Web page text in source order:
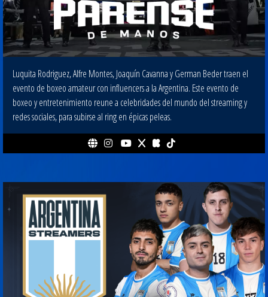
Luquita Rodriguez, Alfre Montes, Joaquín Cavanna y German Beder traen el
evento de boxeo amateur con influencers a la Argentina. Este evento de
boxeo y entretenimiento reune a celebridades del mundo del streaming y
redes sociales, para subirse al ring en épicas peleas.